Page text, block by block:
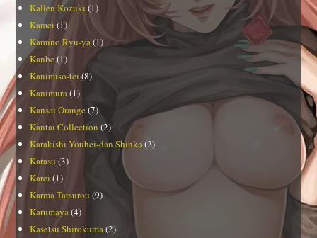
Kallen Kozuki (1)
Kamei (1)
Kamino Ryu-ya(1)
Kanbe (1)
Kanimiso-tei (8)
Kanimura(1)
Kansai Orange (7)
Kantai Collection (2)
Karakishi Youhei-dan Shinka(2)
Karasu (3)
Karei (1)
Karma Tatsurou (9)
Karumaya(4)
Kasetsu Shirokuma(2)